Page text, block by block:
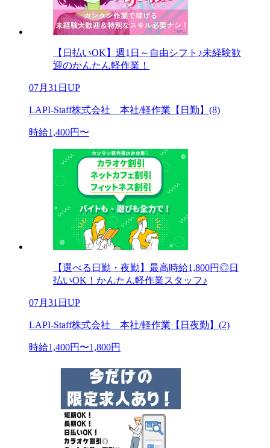
【日払いOK】週1日～自由シフト♪未経験歓
迎のかんたん軽作業！
07月31日UP
LAPI-Staff株式会社 本社/軽作業【日勤】(8)
時給1,400円〜
【選べる日勤・夜勤】最高時給1,800円◎日
払いOK！かんたん軽作業スタッフ♪
07月31日UP
LAPI-Staff株式会社 本社/軽作業【日夜勤】(2)
時給1,400円〜1,800円